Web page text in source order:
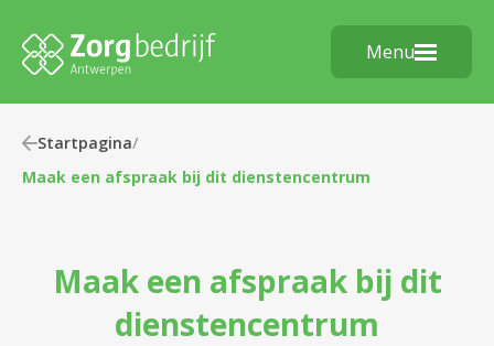
Menu
Startpagina/
Maak een afspraak bij dit dienstencentrum
Maak een afspraak bij dit
dienstencentrum